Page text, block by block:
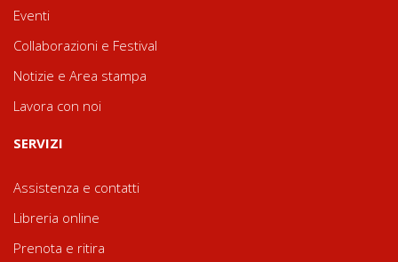
Eventi
Collaborazioni e Festival
Notizie e Area stampa
Lavora con noi
SERVIZI
Assistenza e contatti
Libreria online
Prenota e ritira